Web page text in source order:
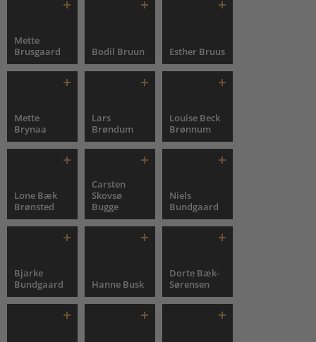
Mette
Brusgaard
Bodil Bruun Esther Bruus
Mette
Brynaa
Lars
Brøndum
Louise Beck
Brønnum
Lone Bæk
Brønsted
Carsten
Skovsø
Bugge
Niels
Bundgaard
Bjarke
Bundgaard
Hanne Busk
Dorte Bæk-
Sørensen